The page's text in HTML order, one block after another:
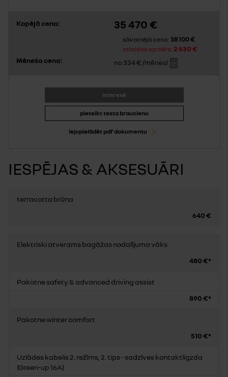
Kopējā cena: 35 470 €
sākotnējā cena: 38 100 €
atlaides apmērs: 2 630 €
Mēneša cena:
no 334 €/mēnesī
interesē
pieteikt testa braucienu
lejupielādēt pdf dokumentu
IESPĒJAS & AKSESUĀRI
terracotta brūna
640 €
Elektriski atverams bagāžas nodalījuma vāks
480 €*
Pakotne safety & advanced driving assist
890 €*
Pakotne winter comfort
510 €*
Uzlādes kabelis 2. režīms, 2. tips - sadzīves kontaktligzda
(Green-up 16A)